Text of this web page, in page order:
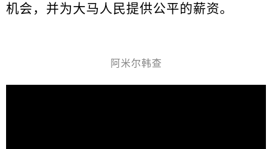
机会，并为大马人民提供公平的薪资。
阿米尔韩查